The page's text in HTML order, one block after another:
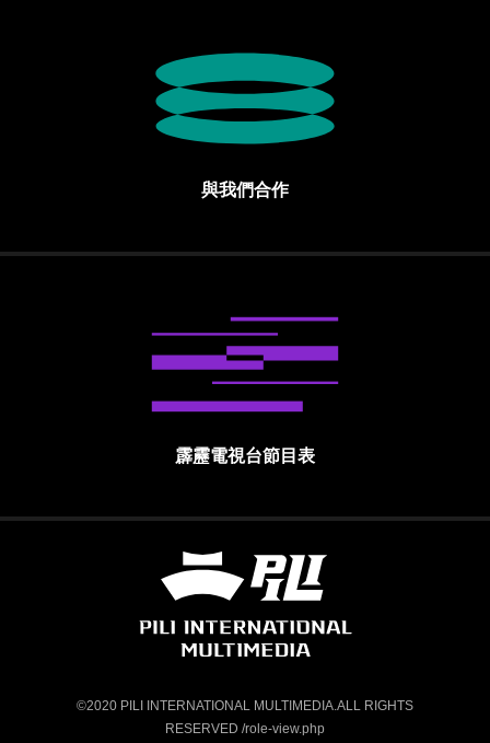
與我們合作
霹靂電視台節目表
霹靂國際多媒體股份有限公司 PILI
©2020 PILI INTERNATIONAL MULTIMEDIA.ALL RIGHTS
RESERVED /role-view.php